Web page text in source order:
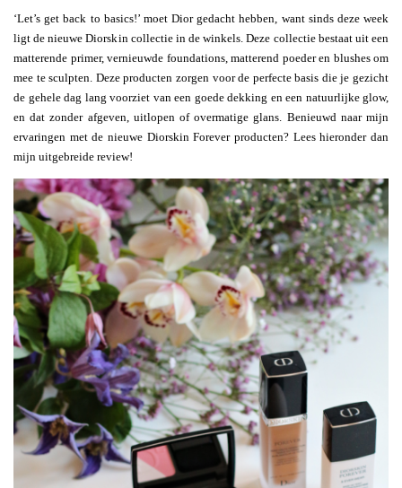
‘Let’s get back to basics!’ moet Dior gedacht hebben, want sinds deze week
ligt de nieuwe Diorskin collectie in de winkels. Deze collectie bestaat uit een
matterende primer, vernieuwde foundations, matterend poeder en blushes om
mee te sculpten. Deze producten zorgen voor de perfecte basis die je gezicht
de gehele dag lang voorziet van een goede dekking en een natuurlijke glow,
en dat zonder afgeven, uitlopen of overmatige glans. Benieuwd naar mijn
ervaringen met de nieuwe Diorskin Forever producten? Lees hieronder dan
mijn uitgebreide review!